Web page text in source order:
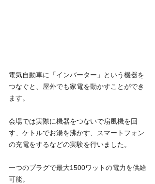
電気自動車に「インバーター」という機器を
つなぐと、屋外でも家電を動かすことができ
ます。
会場では実際に機器をつないで扇風機を回
す、ケトルでお湯を沸かす、スマートフォン
の充電をするなどの実験を行いました。
一つのプラグで最大1500ワットの電力を供給
可能。